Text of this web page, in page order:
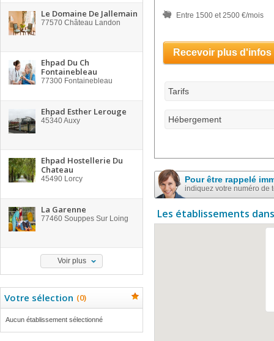
Le Domaine De Jallemain
77570 Château Landon
Ehpad Du Ch
Fontainebleau
77300 Fontainebleau
Ehpad Esther Lerouge
45340Auxy
Ehpad Hostellerie Du
Chateau
45490 Lorcy
La Garenne
77460 Souppes Sur Loing
Voir plus
Votre sélection (0)
Aucun établissement sélectionné
Entre 1500 et 2500 €/mois
Recevoir plus d'infos
Tarifs
Hébergement
Pour être rappelé
indiquez votre numéro de
Les établissements